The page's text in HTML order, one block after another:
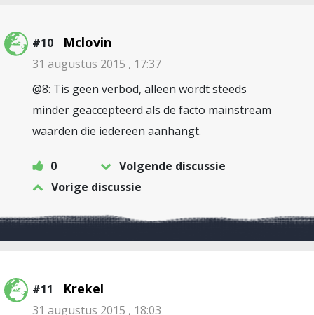
#10 Mclovin
31 augustus 2015 , 17:37
@8: Tis geen verbod, alleen wordt steeds
minder geaccepteerd als de facto mainstream
waarden die iedereen aanhangt.
0
Volgende discussie
Vorige discussie
#11 Krekel
31 augustus 2015 , 18:03